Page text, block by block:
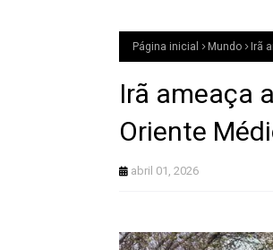
Página inicial Mundo Irã
Irã ameaça
Oriente
abril 01, 2026